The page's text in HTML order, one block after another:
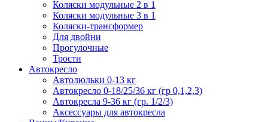
Коляски модульные 2 в 1
Коляски модульные 3 в 1
Коляски-трансформер
Для двойни
Прогулочные
Трости
Автокресло
Автолюльки 0-13 кг
Автокресло 0-18/25/36 кг (гр 0,1,2,3)
Автокресла 9-36 кг (гр. 1/2/3)
Аксессуары для автокресла